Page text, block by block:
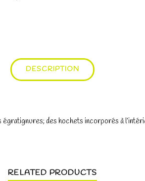
DESCRIPTION
des hochets incorporés à
RELATED PRODUCTS